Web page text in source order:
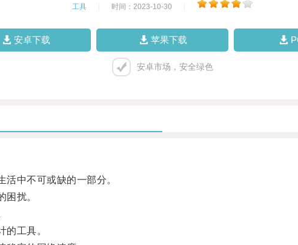
工具 时间：2023-10-30
安卓下载 苹果下载
安卓市场，安全绿色
中不可或缺的一部分。
扰。
工具。